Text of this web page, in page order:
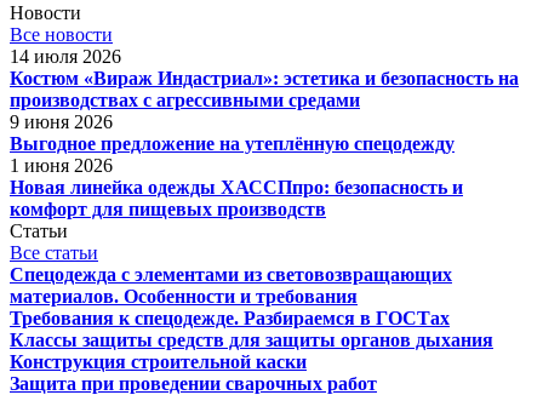
Новости
Все новости
14 июля 2026
Костюм «Вираж Индастриал»: эстетика и безопасность на
производствах с агрессивными средами
9 июня 2026
Выгодное предложение на утеплённую спецодежду
1 июня 2026
Новая линейка одежды ХАССПпро: безопасность и
комфорт для пищевых производств
Статьи
Все статьи
Спецодежда с элементами из световозвращающих
материалов. Особенности и требования
Требования к спецодежде. Разбираемся в ГОСТах
Классы защиты средств для защиты органов дыхания
Конструкция строительной каски
Защита при проведении сварочных работ